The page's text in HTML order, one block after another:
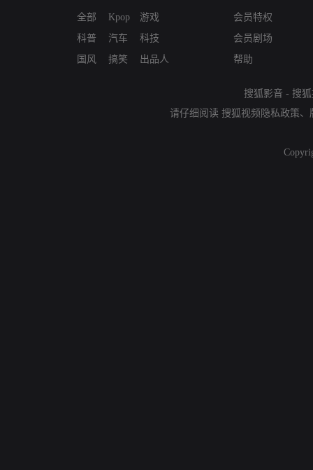
全部
科普
国风
Kpop
汽车
搞笑
游戏
科技
出品人
会员特权
会员剧场
帮助
搜狐影音 - 搜
请仔细阅读 搜狐视频隐私政策、